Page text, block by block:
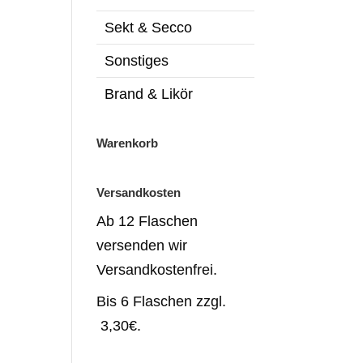
Sekt & Secco
Sonstiges
Brand & Likör
Warenkorb
Versandkosten
Ab 12 Flaschen
versenden wir
Versandkostenfrei.
Bis 6 Flaschen zzgl.
3,30€.